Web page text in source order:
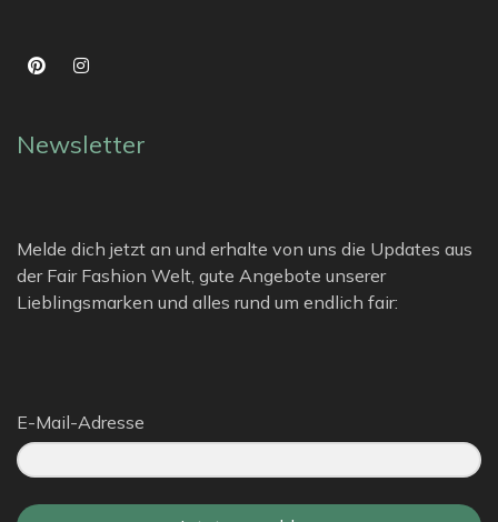
Newsletter
Melde dich jetzt an und erhalte von uns die Updates aus
der Fair Fashion Welt, gute Angebote unserer
Lieblingsmarken und alles rund um endlich fair:
E-Mail-Adresse